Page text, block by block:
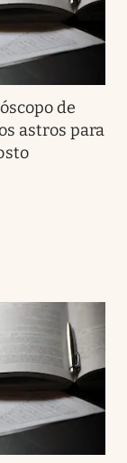
de
astros para